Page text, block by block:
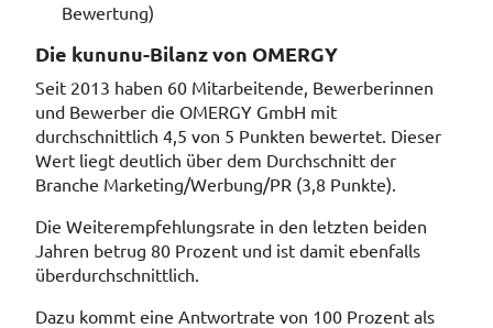
Bewertung)
Die kununu-Bilanz von OMERGY
Seit 2013 haben 60 Mitarbeitende, Bewerberinnen
und Bewerber die OMERGY GmbH mit
durchschnittlich 4,5 von 5 Punkten bewertet. Dieser
Wert liegt deutlich über dem Durchschnitt der
Branche Marketing/Werbung/PR (3,8 Punkte).
Die Weiterempfehlungsrate in den letzten beiden
Jahren betrug 80 Prozent und ist damit ebenfalls
überdurchschnittlich.
Dazu kommt eine Antwortrate von 100 Prozent als